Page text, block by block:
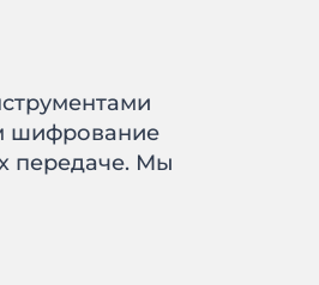
шифрование
передаче. Мы